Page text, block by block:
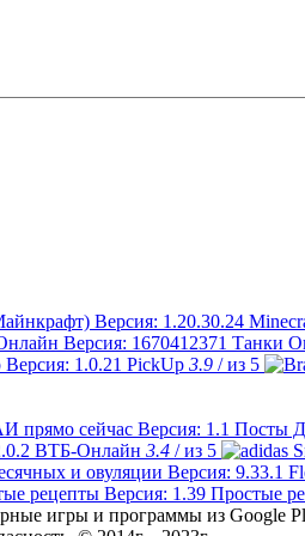
Танки
PickUp 3.9 / из 5
Посты
ВТБ-Онлайн 3.4 / из 5
Простые
игры и программы из Google